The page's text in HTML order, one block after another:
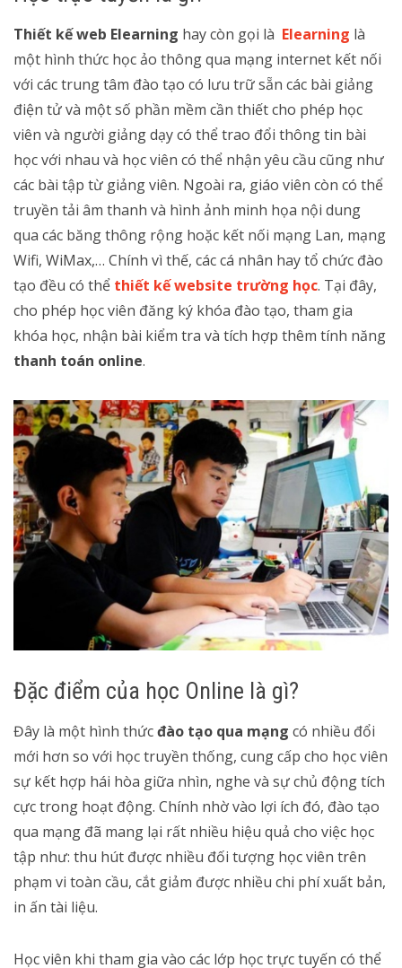
Thiết kế web Elearning hay còn gọi là Elearning là
một hình thức học ảo thông qua mạng internet kết nối
với các trung tâm đào tạo có lưu trữ sẵn các bài giảng
điện tử và một số phần mềm cần thiết cho phép học
viên và người giảng dạy có thể trao đổi thông tin bài
học với nhau và học viên có thể nhận yêu cầu cũng như
các bài tập từ giảng viên. Ngoài ra, giáo viên còn có thể
truyền tải âm thanh và hình ảnh minh họa nội dung
qua các băng thông rộng hoặc kết nối mạng Lan, mạng
Wifi, WiMax,… Chính vì thế, các cá nhân hay tổ chức đào
tạo đều có thể thiết kế website trường học. Tại đây,
cho phép học viên đăng ký khóa đào tạo, tham gia
khóa học, nhận bài kiểm tra và tích hợp thêm tính năng
thanh toán online.
Đặc điểm của học Online là gì?
Đây là một hình thứcđào tạo qua mạng có nhiều đổi
mới hơn so với học truyền thống, cung cấp cho học viên
sự kết hợp hái hòa giữa nhìn, nghe và sự chủ động tích
cực trong hoạt động. Chính nhờ vào lợi ích đó, đào tạo
qua mạng đã mang lại rất nhiều hiệu quả cho việc học
tập như: thu hút được nhiều đối tượng học viên trên
phạm vi toàn cầu, cắt giảm được nhiều chi phí xuất bản,
in ấn tài liệu.
Học viên khi tham gia vào các lớp học trực tuyến có thể